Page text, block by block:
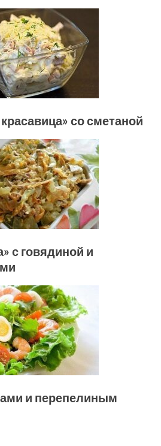
со сметаной
с говядиной и
и перепелиным